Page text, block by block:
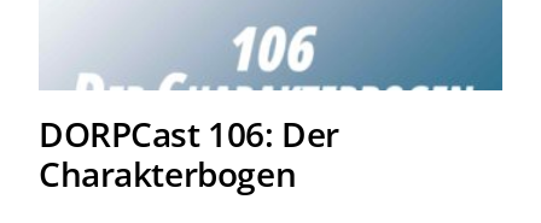
DORPCast 106: Der
Charakterbogen